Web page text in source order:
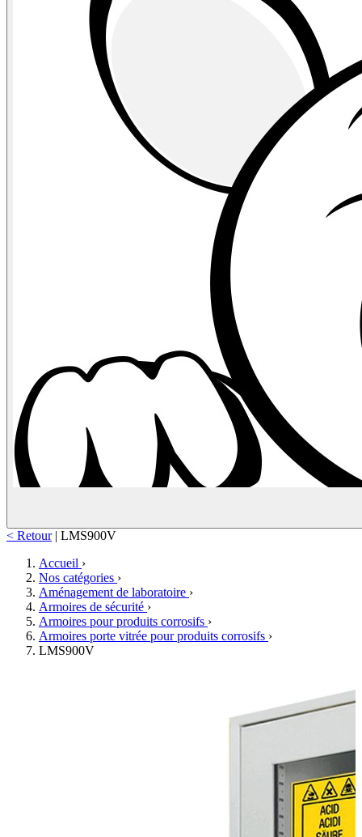
< Retour | LMS900V
Accueil ›
Nos catégories ›
Aménagement de laboratoire ›
Armoires de sécurité ›
Armoires pour produits corrosifs ›
Armoires porte vitrée pour produits corrosifs ›
LMS900V